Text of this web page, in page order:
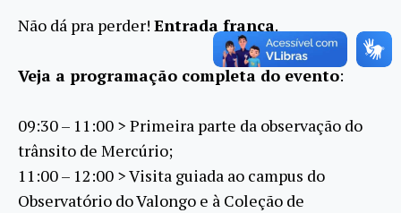
Não dá pra perder! Entrada franca.
Veja a programação completa do evento:
09:30 – 11:00 > Primeira parte da observação do
trânsito de Mercúrio;
11:00 – 12:00 > Visita guiada ao campus do
Observatório do Valongo e à Coleção de